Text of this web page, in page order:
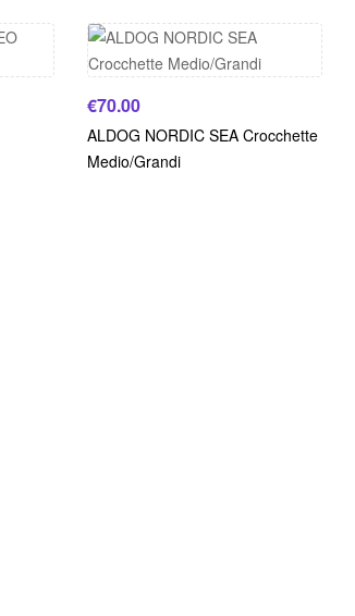
€70.00
ALDOG NORDIC SEA Crocchette
Medio/Grandi